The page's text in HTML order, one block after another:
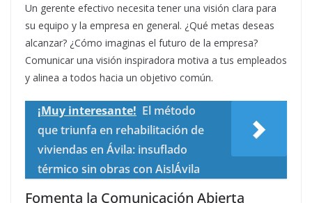
Un gerente efectivo necesita tener una visión clara para
su equipo y la empresa en general. ¿Qué metas deseas
alcanzar? ¿Cómo imaginas el futuro de la empresa?
Comunicar una visión inspiradora motiva a tus empleados
y alinea a todos hacia un objetivo común.
¡Muy interesante! El método
que triunfa en rehabilitación de
viviendas en Ávila: insuflado
térmico sin obras con AislÁvila
Fomenta la Comunicación Abierta